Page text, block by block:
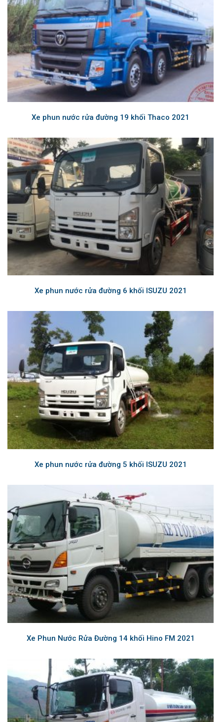
Xe phun nước rửa đường 19 khối Thaco 2021
Xe phun nước rửa đường 6 khối ISUZU 2021
Xe phun nước rửa đường 5 khối ISUZU 2021
Xe Phun Nước Rửa Đường 14 khối Hino FM 2021